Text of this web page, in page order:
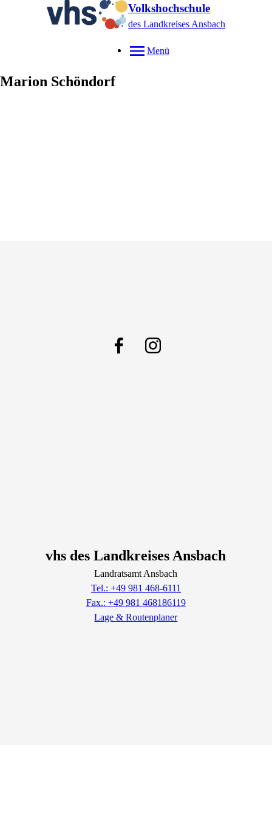
Volkshochschule
des Landkreises Ansbach
Menü
Marion Schöndorf
vhs des Landkreises Ansbach
Landratsamt Ansbach
Tel.: +49 981 468-6111
Fax.: +49 981 468186119
Lage & Routenplaner